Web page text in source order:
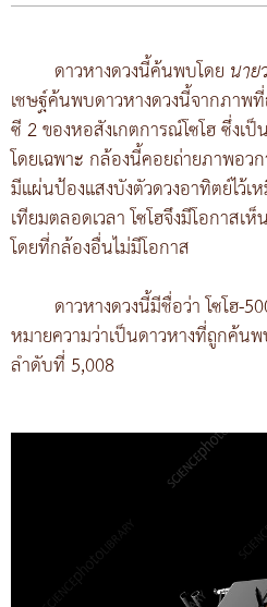
ดาวหางดวงนี้ค้นพบโดย นา
เชษฐ์ค้นพบดาวหางดวงนี้จากภาพ
ซี 2 ของหอสังเกตการณ์โซโฮ ซึ่งเ
โดยเฉพาะ กล้องนี้คอยถ่ายภาพอว
มีแผ่นป้องแสงบังตัวดวงอาทิตย์ไว้
เทียมตลอดเวลา โซโฮจึงมีโอกาส
โดยที่กล้องอื่นไม่มีโอกาส
ดาวหางดวงนี้มีชื่อว่า โซโฮ-
หมายความว่าเป็นดาวหางที่ถูกค้น
ลำดับที่ 5,008